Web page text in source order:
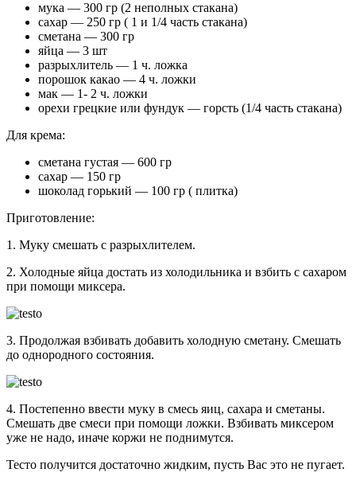
мука — 300 гр (2 неполных стакана)
сахар — 250 гр ( 1 и 1/4 часть стакана)
сметана — 300 гр
яйца — 3 шт
разрыхлитель — 1 ч. ложка
порошок какао — 4 ч. ложки
мак — 1- 2 ч. ложки
орехи грецкие или фундук — горсть (1/4 часть стакана)
Для крема:
сметана густая — 600 гр
сахар — 150 гр
шоколад горький — 100 гр ( плитка)
Приготовление:
1. Муку смешать с разрыхлителем.
2. Холодные яйца достать из холодильника и взбить с сахаром
при помощи миксера.
3. Продолжая взбивать добавить холодную сметану. Смешать
до однородного состояния.
4. Постепенно ввести муку в смесь яиц, сахара и сметаны.
Смешать две смеси при помощи ложки. Взбивать миксером
уже не надо, иначе коржи не поднимутся.
Тесто получится достаточно жидким, пусть Вас это не пугает.